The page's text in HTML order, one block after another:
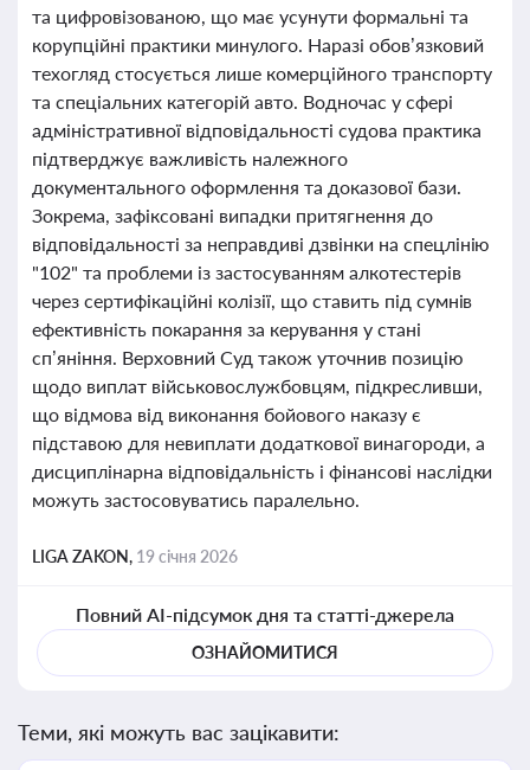
та цифровізованою, що має усунути формальні та
корупційні практики минулого. Наразі обов’язковий
техогляд стосується лише комерційного транспорту
та спеціальних категорій авто. Водночас у сфері
адміністративної відповідальності судова практика
підтверджує важливість належного
документального оформлення та доказової бази.
Зокрема, зафіксовані випадки притягнення до
відповідальності за неправдиві дзвінки на спецлінію
"102" та проблеми із застосуванням алкотестерів
через сертифікаційні колізії, що ставить під сумнів
ефективність покарання за керування у стані
сп’яніння. Верховний Суд також уточнив позицію
щодо виплат військовослужбовцям, підкресливши,
що відмова від виконання бойового наказу є
підставою для невиплати додаткової винагороди, а
дисциплінарна відповідальність і фінансові наслідки
можуть застосовуватись паралельно.
LIGA ZAKON, 19 січня 2026
Повний AI-підсумок дня та статті-джерела
ОЗНАЙОМИТИСЯ
Теми, які можуть вас зацікавити: